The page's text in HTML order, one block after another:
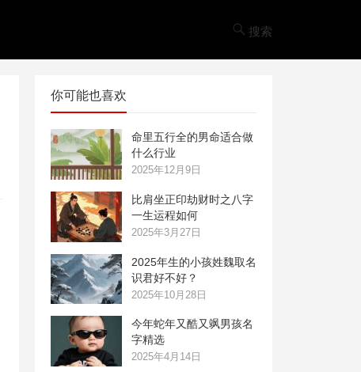
搜索
你可能也喜欢
命里五行全的男命适合做
什么行业
2025年12月9日
比肩坐正印劫财时之八字
一生运程如何
2025年3月27日
2025年生的小孩姓魏取名
识君好不好？
2025年10月28日
今年蛇年又酷又飒男孩名
字精选
2025年4月14日